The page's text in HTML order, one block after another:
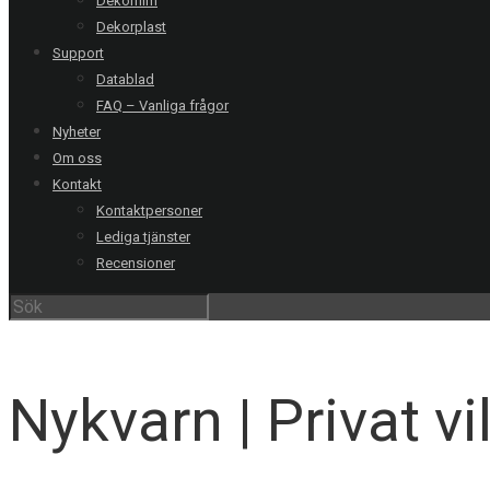
Dekorplast
Support
Datablad
FAQ – Vanliga frågor
Nyheter
Om oss
Kontakt
Kontaktpersoner
Lediga tjänster
Recensioner
Nykvarn | Privat